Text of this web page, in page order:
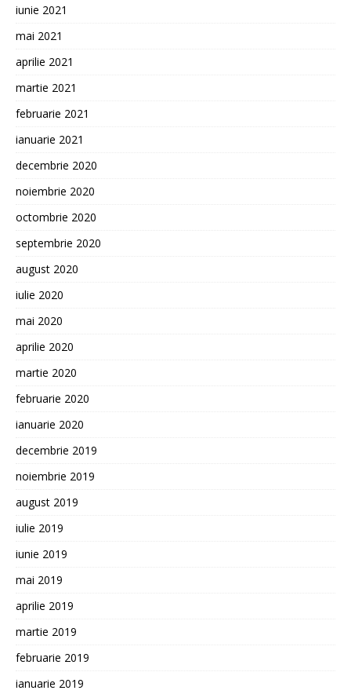
iunie 2021
mai 2021
aprilie 2021
martie 2021
februarie 2021
ianuarie 2021
decembrie 2020
noiembrie 2020
octombrie 2020
septembrie 2020
august 2020
iulie 2020
mai 2020
aprilie 2020
martie 2020
februarie 2020
ianuarie 2020
decembrie 2019
noiembrie 2019
august 2019
iulie 2019
iunie 2019
mai 2019
aprilie 2019
martie 2019
februarie 2019
ianuarie 2019